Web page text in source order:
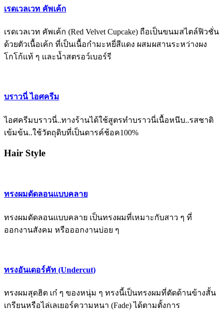
เรดเวลเวท คัพเค้ก
เรดเวลเวท คัพเค้ก (Red Velvet Cupcake) ถือเป็นขนมสไตล์ฟิวชั่น
ด้วยตัวเนื้อเค้ก ที่เป็นเนื้อกำมะหยี่สีแดง ผสมผสานระหว่างผง
โกโก้แท้ ๆ และน้ำสตรอว์เบอร์รี
บราวนี่ ไอศครีม
ไอศครีมบราวนี่..ทางร้านได้ใช้สูตรทำบราวนี่เนื้อหนึบ..รสชาติ
เข้มข้น..ใช้วัตถุดิบที่เป็นดารค์ช้อค100%
Hair Style
ทรงผมดัดลอนแบบคลาย
ทรงผมดัดลอนแบบคลาย เป็นทรงผมที่เหมาะกับสาว ๆ ที่
ออกงานสังคม หรือออกงานบ่อย ๆ
ทรงอันเดอร์คัท (Undercut)
ทรงผมสุดฮิต เก๋ ๆ ของหนุ่ม ๆ ทรงนี้เป็นทรงผมที่ตัดด้านข้างสั้น
เกรียนหรือไล่เลเยอร์ความหนา (Fade) ได้ตามตั้งการ